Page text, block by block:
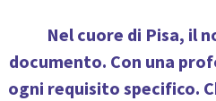
Nel cuore di Pisa, il
documento. Con una
ogni requisito specifico.